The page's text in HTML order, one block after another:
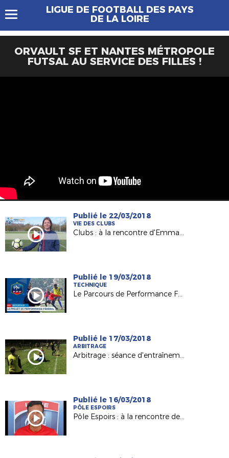
LIGUE DE FOOTBALL DES PAYS
DE LA LOIRE
ORVAULT SF ET NANTES MÉTROPOLE
FUTSAL AU SERVICE DES FILLES !
Publié le 22/03/2018
VIE DES CLUBS
Clubs : à la rencontre d'Emmanuelle Eugénie, Présidente du FC La Montagne
Publié le 19/03/2018
TECHNIQUE
Le Parcours de Performance Fédéral (PPF), késako ?
Publié le 17/03/2018
ARBITRAGE
Arbitrage : séance d'entraînement de nos Espoirs et nos J.A.L.
Publié le 16/03/2018
PÔLE ESPOIRS
Pôle Espoirs : à la rencontre de Ludovic KÜCK (Adjoint Pôle)